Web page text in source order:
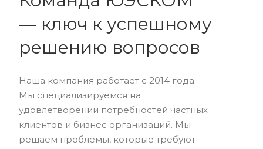
— ключ к успешному
решению вопросов
Наша компания работает с 2014 года.
Мы специализируемся на
удовлетворении потребностей частных
клиентов и бизнес организаций. Мы
решаем проблемы, которые требуют